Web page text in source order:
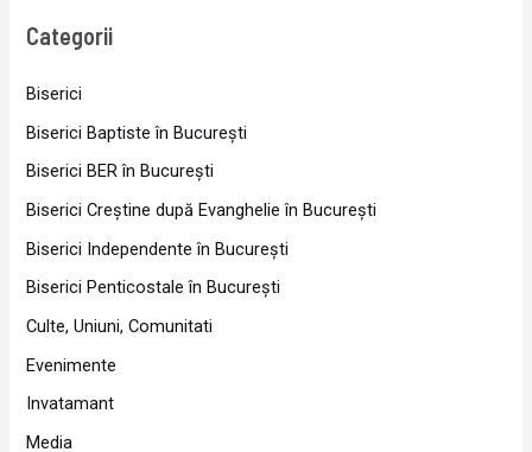
Categorii
Biserici
Biserici Baptiste în Bucureşti
Biserici BER în Bucureşti
Biserici Creştine după Evanghelie în Bucureşti
Biserici Independente în Bucureşti
Biserici Penticostale în Bucureşti
Culte, Uniuni, Comunitati
Evenimente
Invatamant
Media